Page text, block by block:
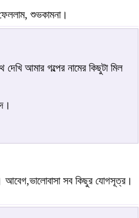
শুভকামনা।
আমার গল্পের নামের কিছুটা মিল
আবেগ,ভালোবাসা সব কিছুর যোগসূত্র।